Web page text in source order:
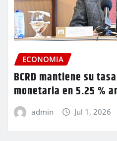
ECONOMIA
BCRD mantiene su
monetaria en 5.25 %
admin Jul 1, 2026